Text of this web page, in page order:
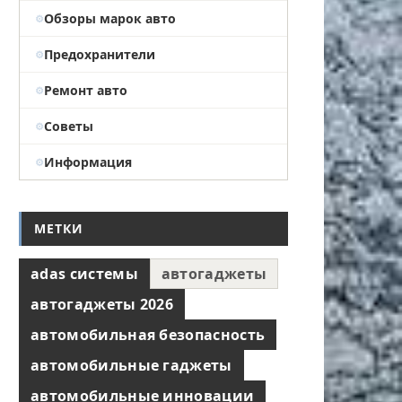
Обзоры марок авто
Предохранители
Ремонт авто
Советы
Информация
МЕТКИ
adas системы
автогаджеты
автогаджеты 2026
автомобильная безопасность
автомобильные гаджеты
автомобильные инновации